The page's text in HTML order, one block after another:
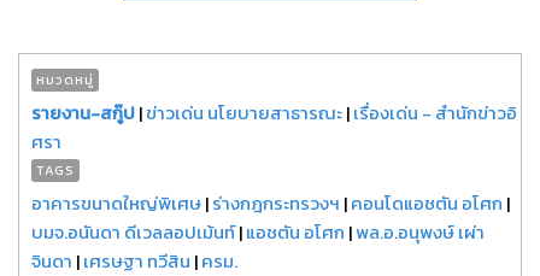
หมวดหมู่
รายงาน-สกู๊ป|ข่าวเด่น นโยบายสาธารณะ|เรื่องเด่น - สำนักข่าวอิ
ศรา
TAGS
อาคารขนาดใหญ่พิเศษ|ร่างกฎกระทรวงฯ |คอนโดแอชตัน อโศก |
บมจ.อนันดา ดีเวลลอปเม้นท์|แอชตัน อโศก |พล.อ.อนุพงษ์ เผ่า
จินดา |เศรษฐา ทวีสิน |ครม.